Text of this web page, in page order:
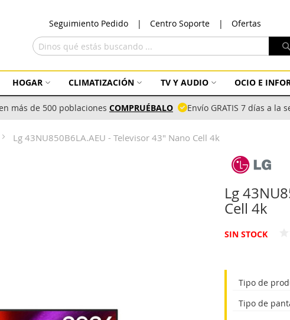
Seguimiento Pedido Centro Soporte Ofertas
HOGAR CLIMATIZACIÓN TV Y AUDIO OCIO E
más de 500 poblaciones COMPRUÉBALO Envío GRATIS 7 días a la
Lg 43NU850B6LA.AEU - Televisor 43" Nano Cell 4k
Lg
Cell 4k
SIN STOCK
Tipo de
Tipo de